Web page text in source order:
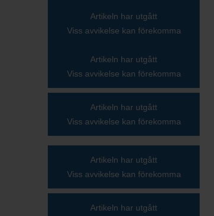
Artikeln har utgått
Viss avvikelse kan förekomma
Artikeln har utgått
Viss avvikelse kan förekomma
Artikeln har utgått
Viss avvikelse kan förekomma
Artikeln har utgått
Viss avvikelse kan förekomma
Artikeln har utgått